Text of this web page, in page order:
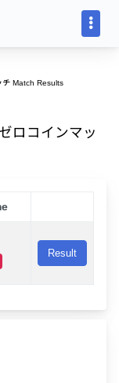
Match Results
ロコインマッ
Result